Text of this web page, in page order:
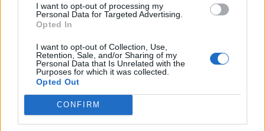
I want to opt-out of processing my
Personal Data for Targeted Advertising.
Opted In
I want to opt-out of Collection, Use,
Retention, Sale, and/or Sharing of my
Personal Data that Is Unrelated with the
Purposes for which it was collected.
Opted Out
CONFIRM
ΔΡΑΣΕΙΣ
Με το ποδήλατο από το Βέλγιο
Ο 44χρονος Steven Fack διασχίζει
την Ευρώπη σε μια προσωπική
δοκιμασία αντοχής με τελικό
προορισμό την ιδιαίτερη πατρίδα
της συντρόφου του
ΡΕΠΟΡΤΑΖ ΕΚΠΑΙΔΕΥΣΗ